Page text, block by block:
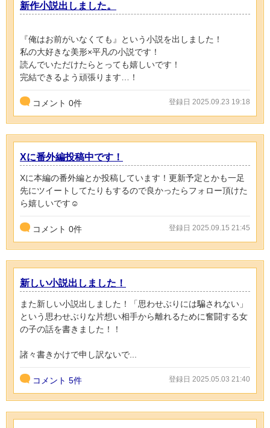
新作小説出しました。
『俺はお前がいなくても』という小説を出しました！
私の大好きな美形×平凡の小説です！
読んでいただけたらとっても嬉しいです！
完結できるよう頑張ります…！
コメント 0件 登録日 2025.09.23 19:18
Xに番外編投稿中です！
Xに本編の番外編とか投稿しています！更新予定とかも一足
先にツイートしてたりもするので良かったらフォロー頂けた
ら嬉しいです☺️
コメント 0件 登録日 2025.09.15 21:45
新しい小説出しました！
また新しい小説出しました！「思わせぶりには騙されない」
という思わせぶりな片想い相手から離れるために奮闘する女
の子の話を書きました！！
諸々書きかけで申し訳ないで...
コメント 5件 登録日 2025.05.03 21:40